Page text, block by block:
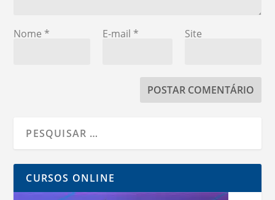
Nome * E-mail * Site
CURSOS ONLINE